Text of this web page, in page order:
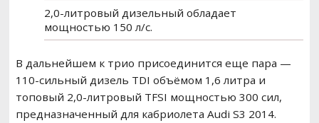
2,0-литровый дизельный обладает
мощностью 150 л/с.
В дальнейшем к трио присоединится еще пара —
110-сильный дизель TDI объёмом 1,6 литра и
топовый 2,0-литровый TFSI мощностью 300 сил,
предназначенный для кабриолета Audi S3 2014.